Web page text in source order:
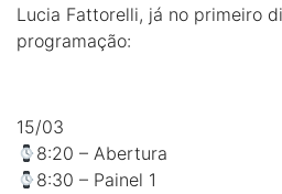
Lucia Fattorelli, já no primeiro
programação:
15/03
8:20 – Abertura
8:30 – Painel 1